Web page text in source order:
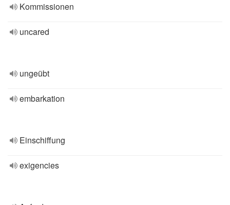
Kommissionen
uncared
ungeübt
embarkation
Einschiffung
exigencies